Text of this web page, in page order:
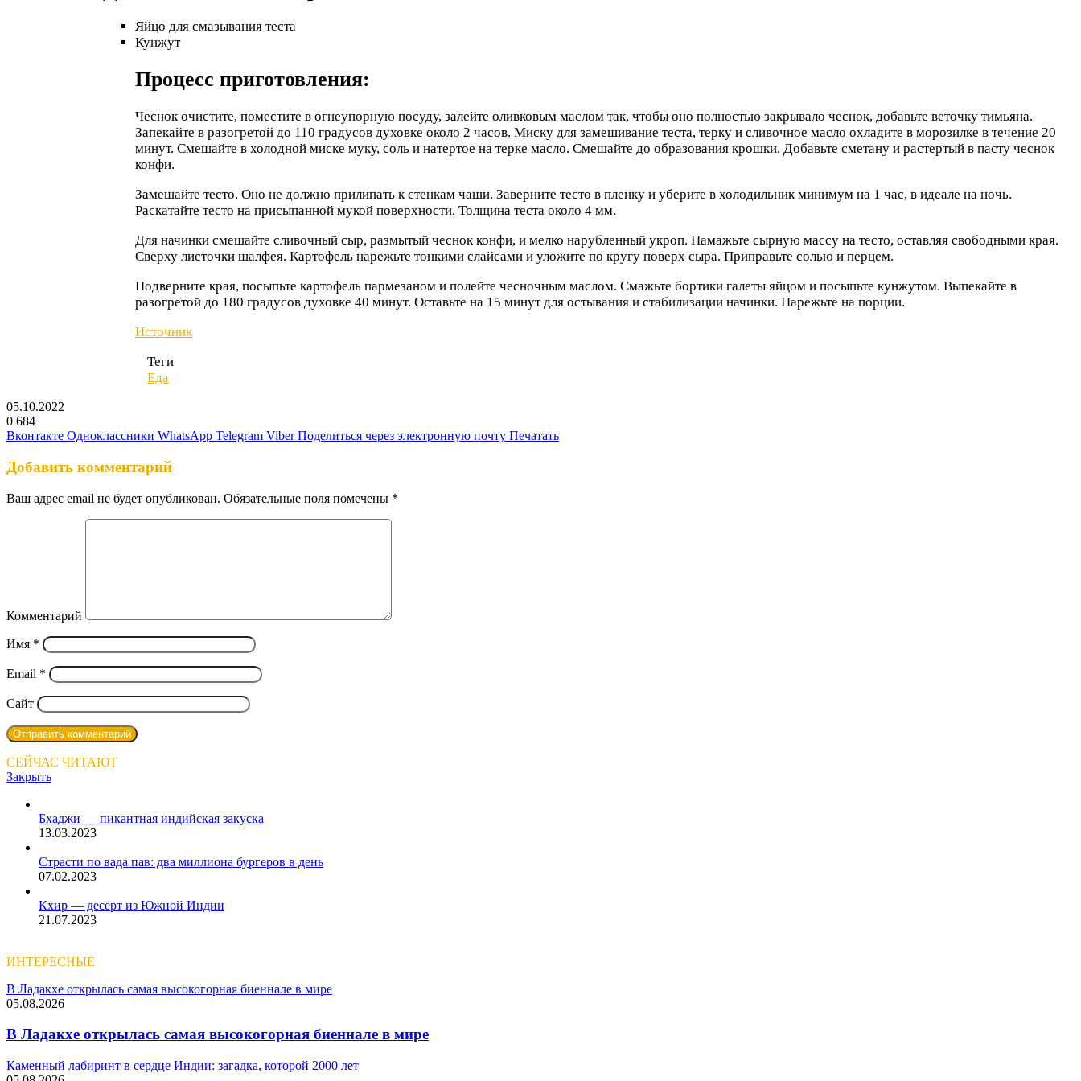
Яйцо для смазывания теста
Кунжут
Процесс приготовления:
Чеснок очистите, поместите в огнеупорную посуду, залейте оливковым маслом так, чтобы оно полностью закрывало чеснок, добавьте веточку тимьяна.
Запекайте в разогретой до 110 градусов духовке около 2 часов. Миску для замешивание теста, терку и сливочное масло охладите в морозилке в течение 20
минут. Смешайте в холодной миске муку, соль и натертое на терке масло. Смешайте до образования крошки. Добавьте сметану и растертый в пасту чеснок
конфи.
Замешайте тесто. Оно не должно прилипать к стенкам чаши. Заверните тесто в пленку и уберите в холодильник минимум на 1 час, в идеале на ночь.
Раскатайте тесто на присыпанной мукой поверхности. Толщина теста около 4 мм.
Для начинки смешайте сливочный сыр, размытый чеснок конфи, и мелко нарубленный укроп. Намажьте сырную массу на тесто, оставляя свободными края.
Сверху листочки шалфея. Картофель нарежьте тонкими слайсами и уложите по кругу поверх сыра. Приправьте солью и перцем.
Подверните края, посыпьте картофель пармезаном и полейте чесночным маслом. Смажьте бортики галеты яйцом и посыпьте кунжутом. Выпекайте в
разогретой до 180 градусов духовке 40 минут. Оставьте на 15 минут для остывания и стабилизации начинки. Нарежьте на порции.
Источник
Теги
Еда
05.10.2022
0 684
Вконтакте Одноклассники WhatsApp Telegram Viber Поделиться через электронную почту Печатать
Добавить комментарий
Ваш адрес email не будет опубликован. Обязательные поля помечены *
Комментарий
Имя *
Email *
Сайт
СЕЙЧАС ЧИТАЮТ
Закрыть
Бхаджи — пикантная индийская закуска
13.03.2023
Страсти по вада пав: два миллиона бургеров в день
07.02.2023
Кхир — десерт из Южной Индии
21.07.2023
ИНТЕРЕСНЫЕ
В Ладакхе открылась самая высокогорная биеннале в мире
05.08.2026
В Ладакхе открылась самая высокогорная биеннале в мире
Каменный лабиринт в сердце Индии: загадка, которой 2000 лет